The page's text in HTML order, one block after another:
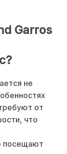
Garros
не
от
что
посещают